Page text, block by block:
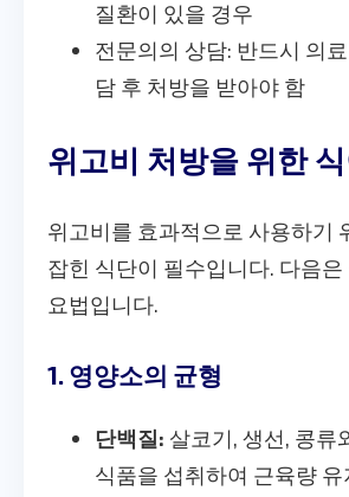
질환이 있을 경우
전문의의 상담: 반드시 의
담 후 처방을 받아야 함
위고비 처방을 위한
위고비를 효과적으로 사용하기
잡힌 식단이 필수입니다. 다음
요법입니다.
1. 영양소의 균형
단백질: 살코기, 생선, 콩류
식품을 섭취하여 근육량